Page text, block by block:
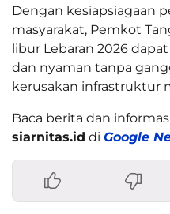
Dengan kesiapsiagaan
masyarakat, Pemkot
libur Lebaran 2026
dan nyaman tanpa
kerusakan infrastruktur
Baca berita dan
siarnitas.id di Google